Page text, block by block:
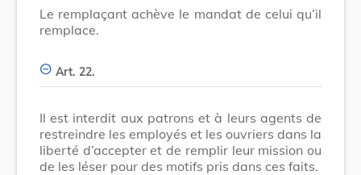
Le remplaçant achève le mandat de celui qu’il
remplace.
Art. 22.
Il est interdit aux patrons et à leurs agents de
restreindre les employés et les ouvriers dans la
liberté d’accepter et de remplir leur mission ou
de les léser pour des motifs pris dans ces faits.